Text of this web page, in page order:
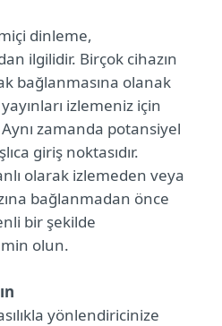
dinleme,
ilgilidir. Birçok cihazın
bağlanmasına olanak
izlemeniz için
zamanda potansiyel
giriş noktasıdır.
olarak izlemeden veya
bağlanmadan önce
bir şekilde
olun.
yönlendiricinize